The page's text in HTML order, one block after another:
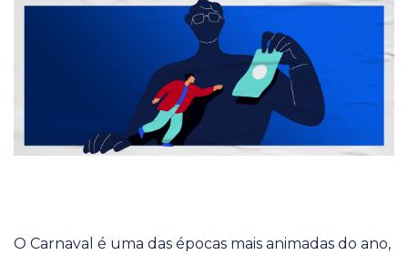
O Carnaval é uma das épocas mais animadas do ano,